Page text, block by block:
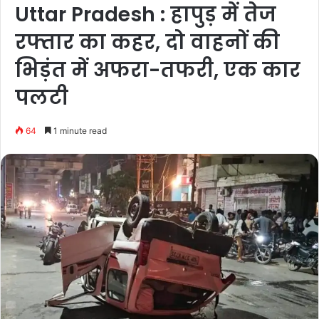
Uttar Pradesh : हापुड़ में तेज
रफ्तार का कहर, दो वाहनों की
भिड़ंत में अफरा-तफरी, एक कार
पलटी
64 1 minute read